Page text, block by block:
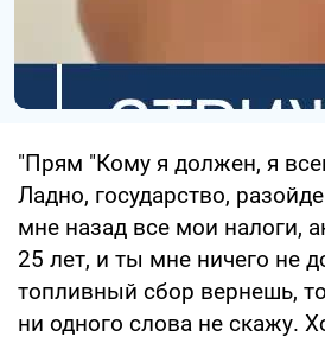
"Прям "Кому я должен, я
Ладно, государство,
мне назад все мои налоги,
25 лет, и ты мне ничего не
топливный сбор вернешь,
ни одного слова не скажу.